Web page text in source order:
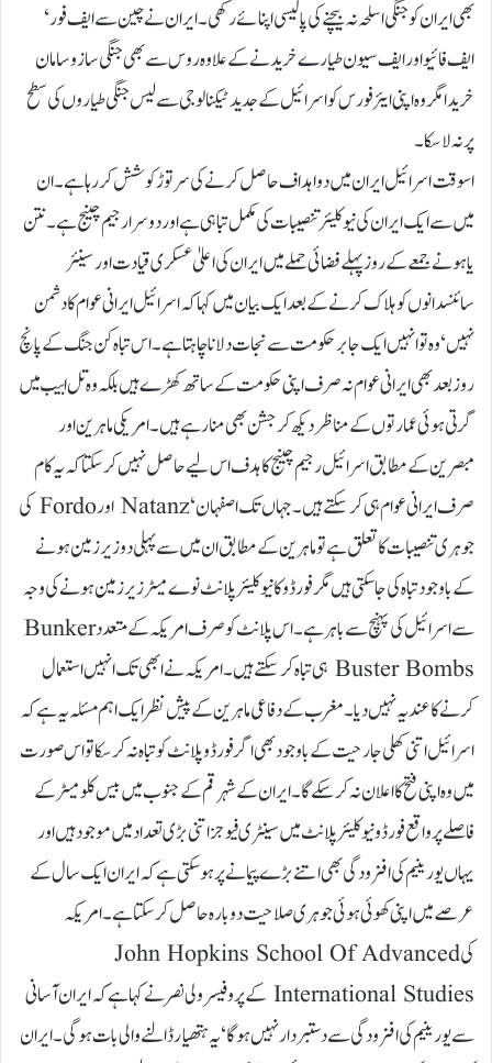
بھی ایران کو جنگی اسلحہ نہ بیچنے کی پالیسی اپنائے رکھی۔ ایران نے چین سے ایف فور‘
ایف فائیو اور ایف سیون طیارے خریدنے کے علاوہ روس سے بھی جنگی سازو سامان
خریدا مگر وہ اپنی ایئر فورس کو اسرائیل کے جدید ٹیکنالوجی سے لیس جنگی طیاروں کی سطح
پر نہ لا سکا۔
اسوقت اسرائیل ایران میں دو اہداف حاصل کرنے کی سر توڑ کوشش کر رہا ہے۔ ان
میں سے ایک ایران کی نیوکلیئر تنصیبات کی مکمل تباہی ہے اور دوسرا رجیم چینج ہے۔ نتن
یاہو نے جمعے کے روز پہلے فضائی حملے میں ایران کی اعلیٰ عسکری قیادت ا ور سینئر
سائنسدانوں کو ہلاک کرنے کے بعد ایک بیان میں کہا کہ اسرائیل ایرانی عوام کادشمن
نہیں ‘ وہ تو انہیں ایک جابر حکومت سے نجات دلانا چاہتا ہے۔ اس تباہ کن جنگ کے پانچ
روز بعد بھی ایرانی عوام نہ صرف اپنی حکومت کے ساتھ کھڑے ہیں بلکہ وہ تل ابیب میں
گرتی ہوئی عمارتوں کے مناظر دیکھ کر جشن بھی منا رہے ہیں۔ امریکی ماہرین ا ور
مبصرین کے مطابق اسرائیل رجیم چینج کا ہدف اس لیے حاصل نہیں کر سکتا کہ یہ کام
صرف ایرانی عوام ہی کر سکتے ہیں۔ جہاں تک اصفہان‘ Natanz اور Fordo کی
جوہری تنصیبات کا تعلق ہے تو ماہرین کے مطابق ان میں سے پہلی دو زیر زمین ہونے
کے باوجود تباہ کی جا سکتی ہیں مگر فورڈو کا نیوکلیئر پلانٹ نوے میٹر زیر زمین ہونے کی وجہ
سے اسرائیل کی پہنچ سے باہر ہے۔ اس پلانٹ کو صرف امریکہ کے متعدد Bunker
Buster Bombs ہی تباہ کر سکتے ہیں۔ امریکہ نے ابھی تک انہیں استعمال
کرنے کا عندیہ نہیں دیا۔ مغرب کے دفاعی ماہرین کے پیش نظر ایک اہم مسئلہ یہ ہے کہ
اسرائیل اتنی کھلی جارحیت کے باوجود بھی اگر فورڈو پلانٹ کو تباہ نہ کرسکا تو اس صورت
میں وہ اپنی فتح کا اعلان نہ کر سکے گا۔ ایران کے شہر قم کے جنوب میں بیس کلو میٹر کے
فاصلے پر واقع فورڈو نیوکلیئر پلانٹ میں سینٹری فیوجز اتنی بڑی تعداد میں موجود ہیں اور
یہاں یورینیم کی افزودگی بھی اتنے بڑے پیمانے پر ہو سکتی ہے کہ ایران ایک سال کے
عرصے میں اپنی کھوئی ہوئی جوہری صلاحیت دوبارہ حاصل کر سکتا ہے۔ امریکہ
کی John Hopkins School Of Advanced
International Studies کے پروفیسر ولی نصر نے کہا ہے کہ ایران آسانی
سے یورینیم کی افزودگی سے دستبردار نہیں ہوگا‘ یہ ہتھیار ڈالنے والی بات ہو گی ۔ ایران